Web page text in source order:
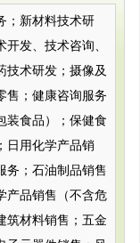
；新材料技术研
发、技术咨询、
技术研发；摄像及
售；健康咨询服务
装食品）；保健食
日用化学产品销
务；石油制品销售
产品销售（不含危
筑材料销售；五金